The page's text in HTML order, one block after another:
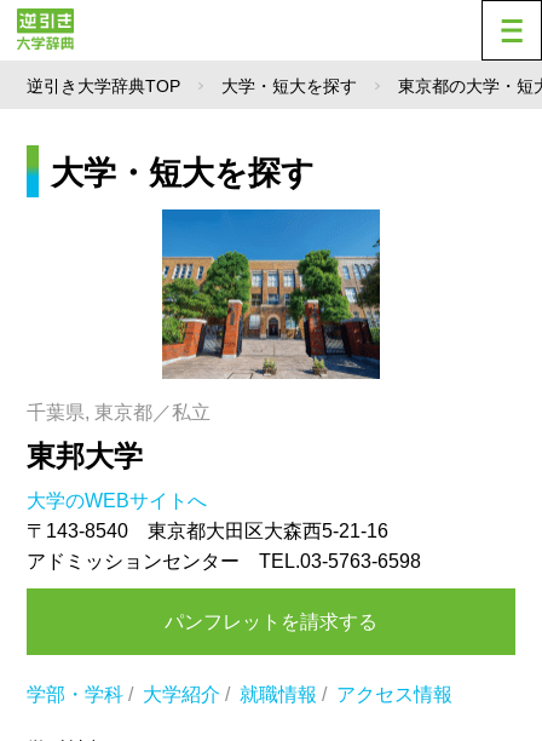
逆引き大学辞典TOP 大学・短大を探す 東京都の大学・短
大学・短大を探す
千葉県, 東京都／私立
東邦大学
大学のWEBサイトへ
〒143-8540 東京都大田区大森西5-21-16
アドミッションセンター TEL.03-5763-6598
パンフレットを請求する
学部・学科 / 大学紹介 / 就職情報 / アクセス情報